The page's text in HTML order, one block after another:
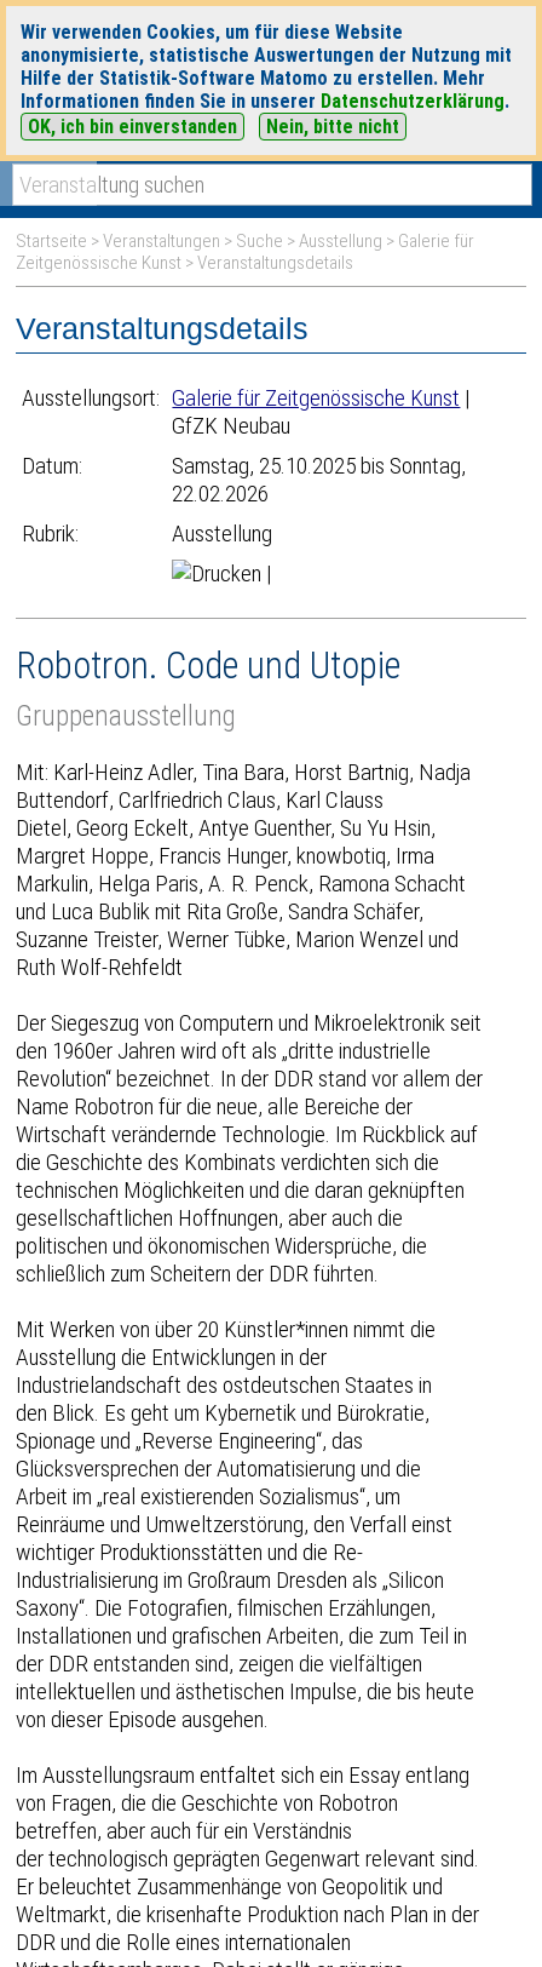
Wir verwenden Cookies, um für diese Website
anonymisierte, statistische Auswertungen der Nutzung mit
Hilfe der Statistik-Software Matomo zu erstellen. Mehr
Informationen finden Sie in unserer Datenschutzerklärung.
OK, ich bin einverstanden
Nein, bitte nicht
heute|morgen|
Startseite >Veranstaltungen > Suche >Ausstellung > Galerie für
Zeitgenössische Kunst > Veranstaltungsdetails
Veranstaltungsdetails
Ausstellungsort: Galerie für Zeitgenössische Kunst |
GfZK Neubau
Datum:
Samstag, 25.10.2025 bis Sonntag,
22.02.2026
Rubrik:
Ausstellung
|
Robotron. Code und Utopie
Gruppenausstellung
Mit: Karl-Heinz Adler, Tina Bara, Horst Bartnig, Nadja
Buttendorf, Carlfriedrich Claus, Karl Clauss
Dietel, Georg Eckelt, Antye Guenther, Su Yu Hsin,
Margret Hoppe, Francis Hunger, knowbotiq, Irma
Markulin, Helga Paris, A. R. Penck, Ramona Schacht
und Luca Bublik mit Rita Große, Sandra Schäfer,
Suzanne Treister, Werner Tübke, Marion Wenzel und
Ruth Wolf-Rehfeldt
Der Siegeszug von Computern und Mikroelektronik seit
den 1960er Jahren wird oft als „dritte industrielle
Revolution“ bezeichnet. In der DDR stand vor allem der
Name Robotron für die neue, alle Bereiche der
Wirtschaft verändernde Technologie. Im Rückblick auf
die Geschichte des Kombinats verdichten sich die
technischen Möglichkeiten und die daran geknüpften
gesellschaftlichen Hoffnungen, aber auch die
politischen und ökonomischen Widersprüche, die
schließlich zum Scheitern der DDR führten.
Mit Werken von über 20 Künstler*innen nimmt die
Ausstellung die Entwicklungen in der
Industrielandschaft des ostdeutschen Staates in
den Blick. Es geht um Kybernetik und Bürokratie,
Spionage und „Reverse Engineering“, das
Glücksversprechen der Automatisierung und die
Arbeit im „real existierenden Sozialismus“, um
Reinräume und Umweltzerstörung, den Verfall einst
wichtiger Produktionsstätten und die Re-
Industrialisierung im Großraum Dresden als „Silicon
Saxony“. Die Fotografien, filmischen Erzählungen,
Installationen und grafischen Arbeiten, die zum Teil in
der DDR entstanden sind, zeigen die vielfältigen
intellektuellen und ästhetischen Impulse, die bis heute
von dieser Episode ausgehen.
Im Ausstellungsraum entfaltet sich ein Essay entlang
von Fragen, die die Geschichte von Robotron
betreffen, aber auch für ein Verständnis
der technologisch geprägten Gegenwart relevant sind.
Er beleuchtet Zusammenhänge von Geopolitik und
Weltmarkt, die krisenhafte Produktion nach Plan in der
DDR und die Rolle eines internationalen